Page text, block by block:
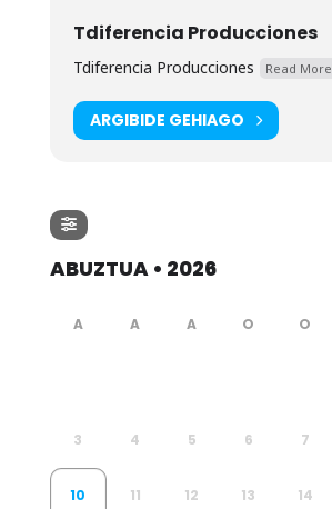
Tdiferencia Producciones
Tdiferencia Producciones Read More.
ARGIBIDE GEHIAGO
ABUZTUA • 2026
3 4 5 6 7
10 11 12 13 14